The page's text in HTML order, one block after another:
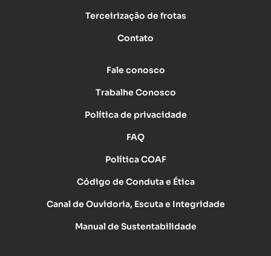
Terceirização de frotas
Contato
Fale conosco
Trabalhe Conosco
Política de privacidade
FAQ
Política COAF
Código de Conduta e Ética
Canal de Ouvidoria, Escuta e Integridade
Manual de Sustentabilidade